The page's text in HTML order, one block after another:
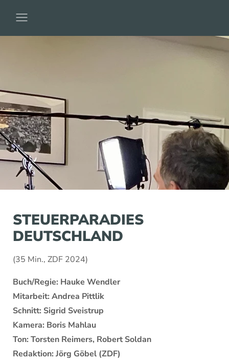
STEUERPARADIES
DEUTSCHLAND
(35 Min., ZDF 2024)
Buch/Regie: Hauke Wendler
Mitarbeit: Andrea Pittlik
Schnitt: Sigrid Sveistrup
Kamera: Boris Mahlau
Ton: Torsten Reimers, Robert Soldan
Redaktion: Jörg Göbel (ZDF)